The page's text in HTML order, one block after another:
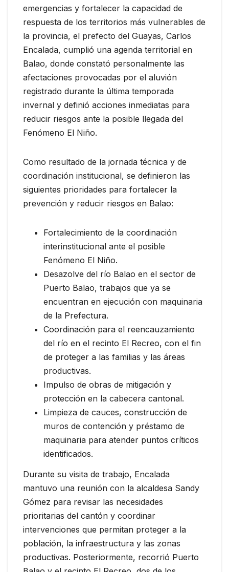
emergencias y fortalecer la capacidad de
respuesta de los territorios más vulnerables de
la provincia, el prefecto del Guayas, Carlos
Encalada, cumplió una agenda territorial en
Balao, donde constató personalmente las
afectaciones provocadas por el aluvión
registrado durante la última temporada
invernal y definió acciones inmediatas para
reducir riesgos ante la posible llegada del
Fenómeno El Niño.
Como resultado de la jornada técnica y de
coordinación institucional, se definieron las
siguientes prioridades para fortalecer la
prevención y reducir riesgos en Balao:
Fortalecimiento de la coordinación
interinstitucional ante el posible
Fenómeno El Niño.
Desazolve del río Balao en el sector de
Puerto Balao, trabajos que ya se
encuentran en ejecución con maquinaria
de la Prefectura.
Coordinación para el reencauzamiento
del río en el recinto El Recreo, con el fin
de proteger a las familias y las áreas
productivas.
Impulso de obras de mitigación y
protección en la cabecera cantonal.
Limpieza de cauces, construcción de
muros de contención y préstamo de
maquinaria para atender puntos críticos
identificados.
Durante su visita de trabajo, Encalada
mantuvo una reunión con la alcaldesa Sandy
Gómez para revisar las necesidades
prioritarias del cantón y coordinar
intervenciones que permitan proteger a la
población, la infraestructura y las zonas
productivas. Posteriormente, recorrió Puerto